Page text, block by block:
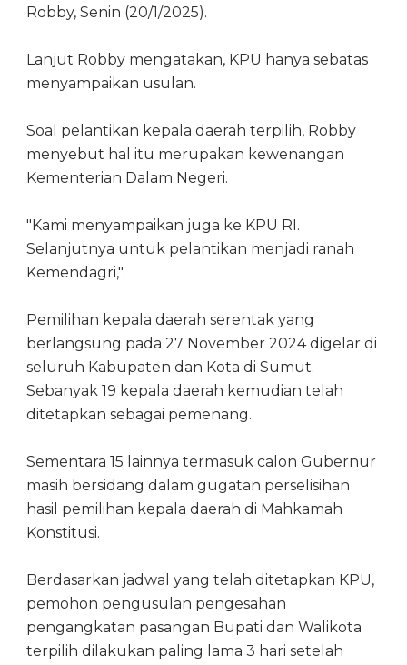
Robby, Senin (20/1/2025).
Lanjut Robby mengatakan, KPU hanya sebatas
menyampaikan usulan.
Soal pelantikan kepala daerah terpilih, Robby
menyebut hal itu merupakan kewenangan
Kementerian Dalam Negeri.
"Kami menyampaikan juga ke KPU RI.
Selanjutnya untuk pelantikan menjadi ranah
Kemendagri,".
Pemilihan kepala daerah serentak yang
berlangsung pada 27 November 2024 digelar di
seluruh Kabupaten dan Kota di Sumut.
Sebanyak 19 kepala daerah kemudian telah
ditetapkan sebagai pemenang.
Sementara 15 lainnya termasuk calon Gubernur
masih bersidang dalam gugatan perselisihan
hasil pemilihan kepala daerah di Mahkamah
Konstitusi.
Berdasarkan jadwal yang telah ditetapkan KPU,
pemohon pengusulan pengesahan
pengangkatan pasangan Bupati dan Walikota
terpilih dilakukan paling lama 3 hari setelah